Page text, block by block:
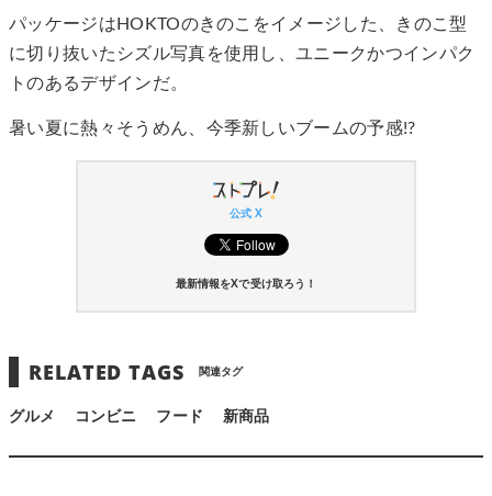
パッケージはHOKTOのきのこをイメージした、きのこ型
に切り抜いたシズル写真を使用し、ユニークかつインパク
トのあるデザインだ。
暑い夏に熱々そうめん、今季新しいブームの予感!?
公式 X
最新情報をXで受け取ろう！
RELATED TAGS 関連タグ
グルメ コンビニ フード 新商品